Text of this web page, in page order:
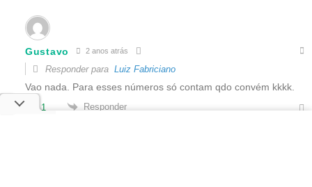
Gustavo 2 anos atrás
Responder para Luiz Fabriciano
Vao nada. Para esses números só contam qdo convém kkkk.
1 Responder